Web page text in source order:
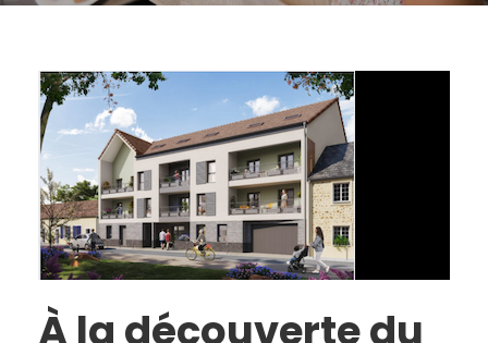
À la découverte du